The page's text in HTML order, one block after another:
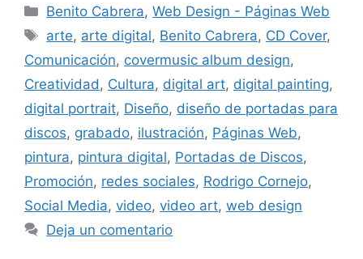
Benito Cabrera,Web Design - Páginas Web
arte, arte digital, Benito Cabrera, CD Cover,
Comunicación, covermusic album design,
Creatividad, Cultura, digital art, digital painting,
digital portrait, Diseño, diseño de portadas para
discos, grabado, ilustración, Páginas Web,
pintura, pintura digital, Portadas de Discos,
Promoción, redes sociales, Rodrigo Cornejo,
Social Media, video, video art, web design
Deja un comentario